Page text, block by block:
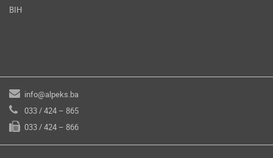
BIH
info@alpeks.ba
033 / 424 – 865
033 / 424 – 866